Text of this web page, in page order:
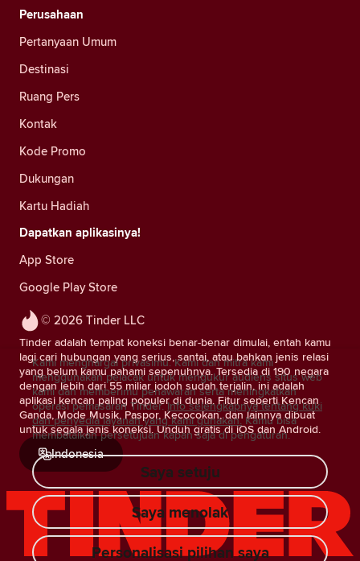
© 2026 Tinder LLC
Tinder adalah tempat koneksi benar-benar dimulai, entah kamu
lagi cari hubungan yang serius, santai, atau bahkan jenis relasi
yang belum kamu pahami sepenuhnya. Tersedia di 190 negara
dengan lebih dari 55 miliar jodoh sudah terjalin, ini adalah
aplikasi kencan paling populer di dunia. Fitur seperti Kencan
Ganda, Mode Musik, Paspor, Kecocokan, dan lainnya dibuat
untuk segala jenis koneksi. Unduh gratis di iOS dan Android.
Indonesia
Perusahaan
Pertanyaan Umum
Destinasi
Ruang Pers
Kontak
Kode Promo
Dukungan
Kartu Hadiah
Dapatkan aplikasinya!
App Store
Google Play Store
Kami menghargai privasimu. Kami dan mitra kami
menggunakan pelacak untuk mengukur audiens situs web
kami dan memberimu penawaran serta meningkatkan
operasi pemasaran Tinder. Info selengkapnya tentang kuki
dan penyedia layanan yang kami gunakan. Kamu bisa
membatalkan persetujuan kapan saja di pengaturan.
Saya setuju
Saya menolak
Personalisasi pilihan saya